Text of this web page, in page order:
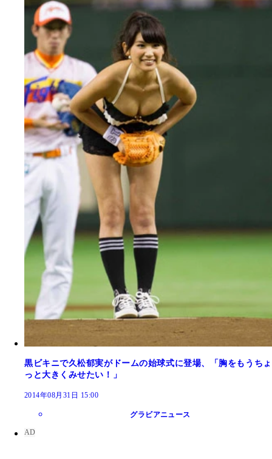
黒ビキニで久松郁実がドームの始球式に登場、「胸をもうちょ
っと大きくみせたい！」
2014年08月31日 15:00
グラビアニュース